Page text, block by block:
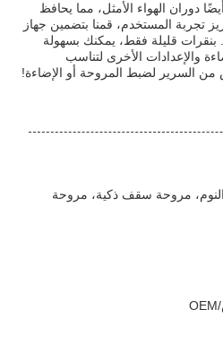
دوران الهواء الأمثل، مما يحافظ
تجربة المستخدم، قمنا بتضمين جهاز
قليلة فقط، يمكنك بسهولة
والإعدادات الأخرى لتناسب
من السرير لضبط المروحة أو الإضاءة!
مروحة سقف ذكية، مروحة